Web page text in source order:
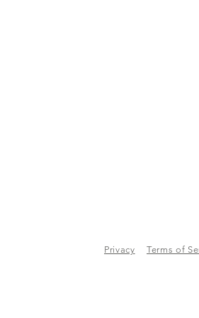
Privacy Terms of